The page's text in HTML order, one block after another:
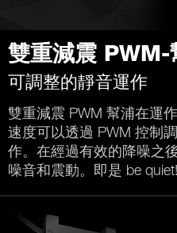
雙重減震 PWM-
可調整的靜音運作
雙重減震 PWM 幫浦在運
速度可以透過 PWM 控制
作。在經過有效的降噪之
噪音和震動。即是 be